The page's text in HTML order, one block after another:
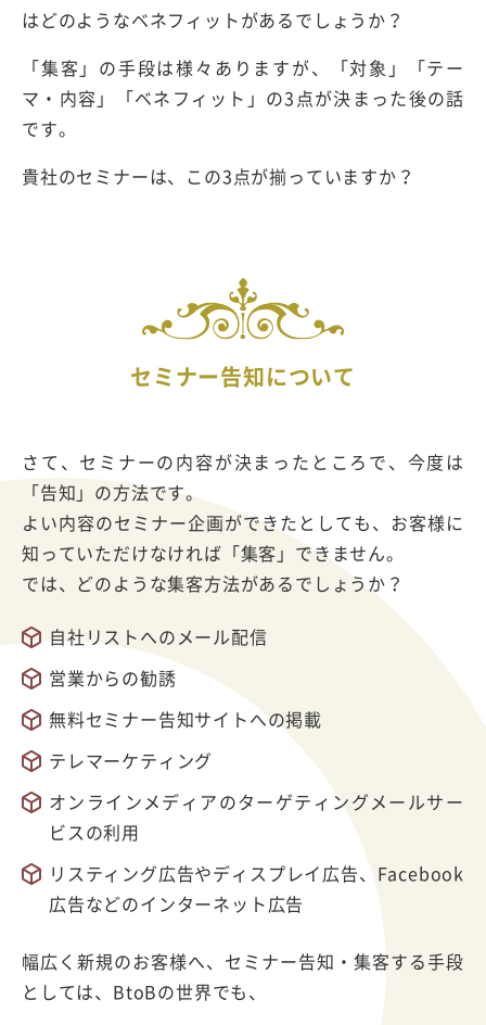
はどのようなベネフィットがあるでしょうか？
「集客」の手段は様々ありますが、「対象」「テー
マ・内容」「ベネフィット」の3点が決まった後の話
です。
貴社のセミナーは、この3点が揃っていますか？
セミナー告知について
さて、セミナーの内容が決まったところで、今度は
「告知」の方法です。
よい内容のセミナー企画ができたとしても、お客様に
知っていただけなければ「集客」できません。
では、どのような集客方法があるでしょうか？
自社リストへのメール配信
営業からの勧誘
無料セミナー告知サイトへの掲載
テレマーケティング
オンラインメディアのターゲティングメールサー
ビスの利用
リスティング広告やディスプレイ広告、Facebook
広告などのインターネット広告
幅広く新規のお客様へ、セミナー告知・集客する手段
としては、BtoBの世界でも、